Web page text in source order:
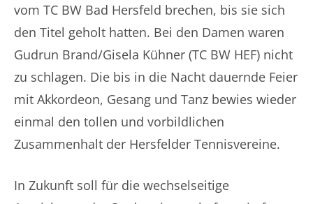
vom TC BW Bad Hersfeld brechen, bis sie sich
den Titel geholt hatten. Bei den Damen waren
Gudrun Brand/Gisela Kühner (TC BW HEF) nicht
zu schlagen. Die bis in die Nacht dauernde Feier
mit Akkordeon, Gesang und Tanz bewies wieder
einmal den tollen und vorbildlichen
Zusammenhalt der Hersfelder Tennisvereine.
In Zukunft soll für die wechselseitige